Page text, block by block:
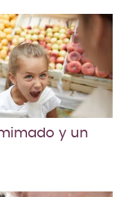
y un